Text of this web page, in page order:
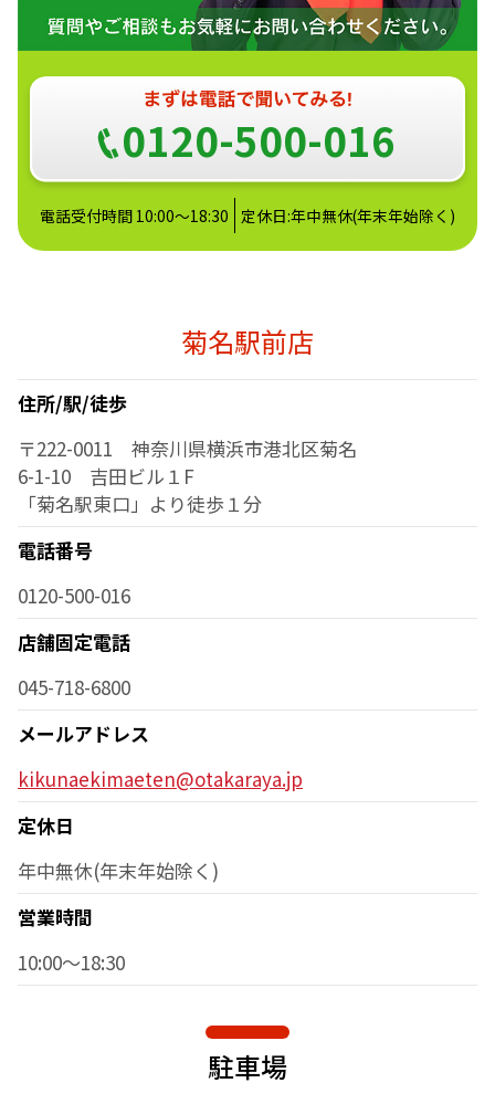
0120-500-016
電話受付時間 10:00～18:30 定休日:年中無休(年末年始除く)
菊名駅前店
住所/駅/徒歩
〒222-0011 神奈川県横浜市港北区菊名
6-1-10 吉田ビル１F
「菊名駅東口」より徒歩１分
電話番号
0120-500-016
店舗固定電話
045-718-6800
メールアドレス
kikunaekimaeten@otakaraya.jp
定休日
年中無休(年末年始除く)
営業時間
10:00～18:30
駐車場